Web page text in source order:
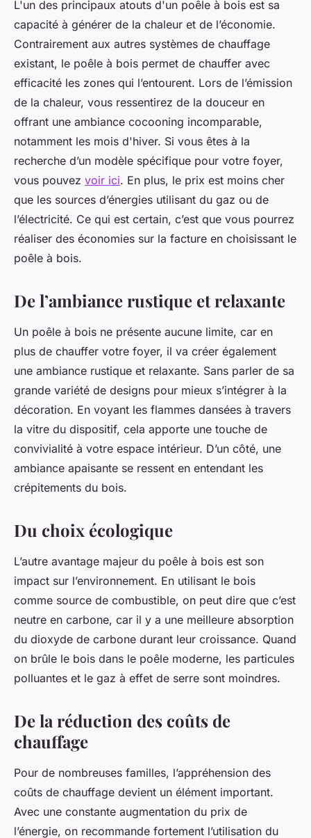
L'un des principaux atouts d'un poêle à bois est sa
capacité à générer de la chaleur et de l’économie.
Contrairement aux autres systèmes de chauffage
existant, le poêle à bois permet de chauffer avec
efficacité les zones qui l’entourent. Lors de l’émission
de la chaleur, vous ressentirez de la douceur en
offrant une ambiance cocooning incomparable,
notamment les mois d'hiver. Si vous êtes à la
recherche d’un modèle spécifique pour votre foyer,
vous pouvez voir ici. En plus, le prix est moins cher
que les sources d’énergies utilisant du gaz ou de
l’électricité. Ce qui est certain, c’est que vous pourrez
réaliser des économies sur la facture en choisissant le
poêle à bois.
De l’ambiance rustique et relaxante
Un poêle à bois ne présente aucune limite, car en
plus de chauffer votre foyer, il va créer également
une ambiance rustique et relaxante. Sans parler de sa
grande variété de designs pour mieux s’intégrer à la
décoration. En voyant les flammes dansées à travers
la vitre du dispositif, cela apporte une touche de
convivialité à votre espace intérieur. D’un côté, une
ambiance apaisante se ressent en entendant les
crépitements du bois.
Du choix écologique
L’autre avantage majeur du poêle à bois est son
impact sur l’environnement. En utilisant le bois
comme source de combustible, on peut dire que c’est
neutre en carbone, car il y a une meilleure absorption
du dioxyde de carbone durant leur croissance. Quand
on brûle le bois dans le poêle moderne, les particules
polluantes et le gaz à effet de serre sont moindres.
De la réduction des coûts de
chauffage
Pour de nombreuses familles, l’appréhension des
coûts de chauffage devient un élément important.
Avec une constante augmentation du prix de
l’énergie, on recommande fortement l’utilisation du